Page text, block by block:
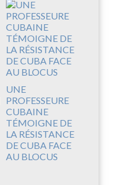
UNE
PROFESSEURE
CUBAINE
TÉMOIGNE DE
LA RÉSISTANCE
DE CUBA FACE
AU BLOCUS